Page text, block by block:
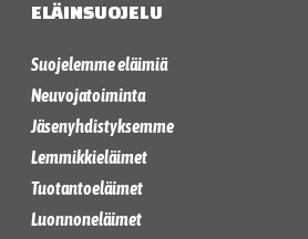
ELÄINSUOJELU
Suojelemme eläimiä
Neuvojatoiminta
Jäsenyhdistyksemme
Lemmikkieläimet
Tuotantoeläimet
Luonnoneläimet